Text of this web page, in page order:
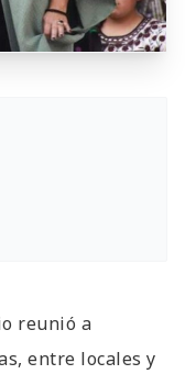
reunió a
entre locales y